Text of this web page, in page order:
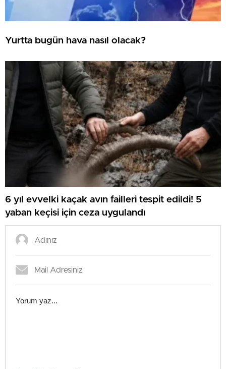
Yurtta bugün hava nasıl olacak?
6 yıl evvelki kaçak avın failleri tespit edildi! 5
yaban keçisi için ceza uygulandı